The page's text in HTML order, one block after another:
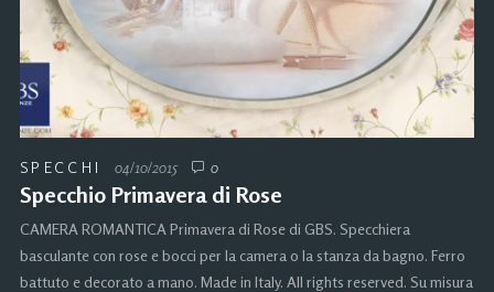
SPECCHI 04/10/2015 0
Specchio Primavera di Rose
CAMERA ROMANTICA Primavera di Rose di GBS. Specchiera
basculante con rose e bocci per la camera o la stanza da bagno. Ferro
battuto e decorato a mano. Made in Italy. All rights reserved. Su misura